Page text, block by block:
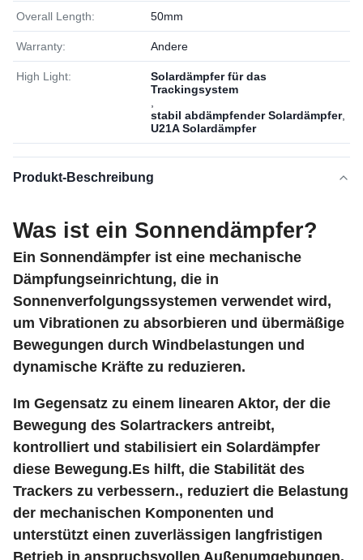
Overall Length: 50mm
Warranty: Andere
High Light:
Solardämpfer für das
Trackingsystem
stabil abdämpfender Solardämpfer,
U21A Solardämpfer
Produkt-Beschreibung
Was ist ein Sonnendämpfer?
Ein Sonnendämpfer ist eine mechanische
Dämpfungseinrichtung, die in
Sonnenverfolgungssystemen verwendet wird,
um Vibrationen zu absorbieren und übermäßige
Bewegungen durch Windbelastungen und
dynamische Kräfte zu reduzieren.
Im Gegensatz zu einem linearen Aktor, der die
Bewegung des Solartrackers antreibt,
kontrolliert und stabilisiert ein Solardämpfer
diese Bewegung.Es hilft, die Stabilität des
Trackers zu verbessern., reduziert die Belastung
der mechanischen Komponenten und
unterstützt einen zuverlässigen langfristigen
Betrieb in anspruchsvollen Außenumgebungen.